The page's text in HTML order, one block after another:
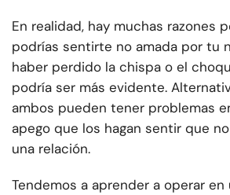
En realidad, hay muchas razones
podrías sentirte no amada por tu
haber perdido la chispa o el
podría ser más evidente.
ambos pueden tener problemas
apego que los hagan sentir que
una relación.
Tendemos a aprender a operar en